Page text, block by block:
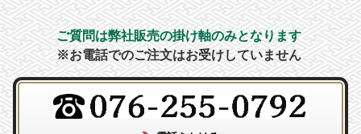
ご質問は弊社販売の掛け軸のみとなります
※お電話でのご注文はお受けしていません